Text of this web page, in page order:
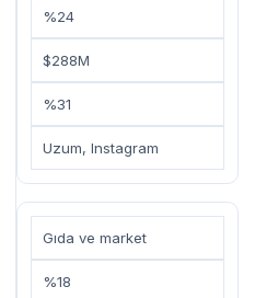
%24
$288M
%31
Uzum, Instagram
Gıda ve market
%18